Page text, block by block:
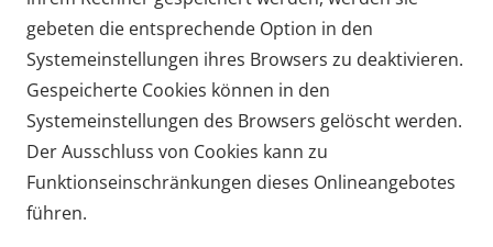
gebeten die entsprechende Option in den
Systemeinstellungen ihres Browsers zu deaktivieren.
Gespeicherte Cookies können in den
Systemeinstellungen des Browsers gelöscht werden.
Der Ausschluss von Cookies kann zu
Funktionseinschränkungen dieses Onlineangebotes
führen.